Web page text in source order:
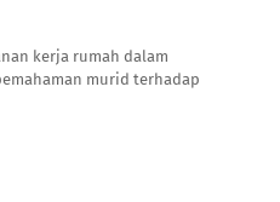
kerja rumah dalam
murid terhadap